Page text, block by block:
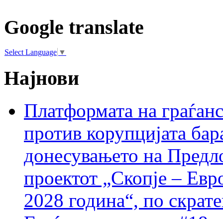
Google translate
Select Language ▼
Најнови
Платформата на
против корупцијата
донесувањето на
проектот „Скопје –
2028 година“, по